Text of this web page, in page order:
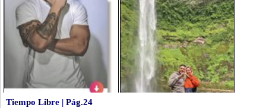
Tiempo Libre | Pág.24